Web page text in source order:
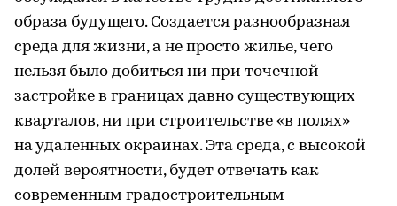
образа будущего. Создается разнообразная
среда для жизни, а не просто жилье, чего
нельзя было добиться ни при точечной
застройке в границах давно существующих
кварталов, ни при строительстве «в полях»
на удаленных окраинах. Эта среда, с высокой
долей вероятности, будет отвечать как
современным градостроительным